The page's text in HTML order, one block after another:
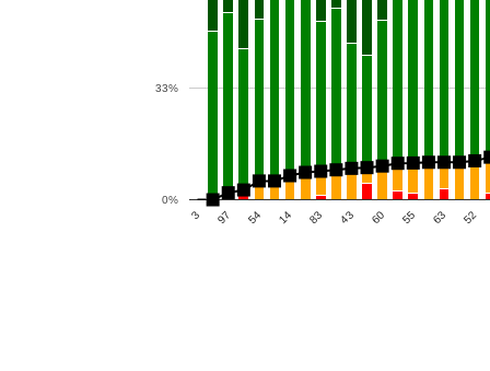
3 97 54 14 83 43 60 55 63 52
0%
33%